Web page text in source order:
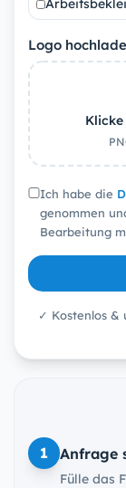
Logo
Ich habe die
genommen
Bearbeitung
✓ Kostenlos
1 Anfrage
Fülle das